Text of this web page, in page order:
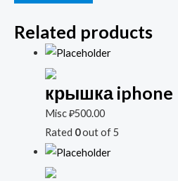
Related products
крышка iphone
Misc₽500.00
Rated 0out of 5